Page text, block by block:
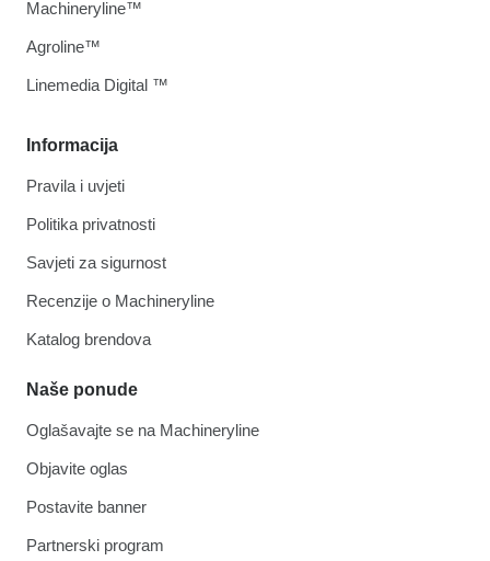
Informacija
Pravila i uvjeti
Politika privatnosti
Savjeti za sigurnost
Recenzije o Machineryline
Katalog brendova
Naše ponude
Oglašavajte se na Machineryline
Objavite oglas
Postavite banner
Partnerski program
Machineryline™
Agroline™
Linemedia Digital ™